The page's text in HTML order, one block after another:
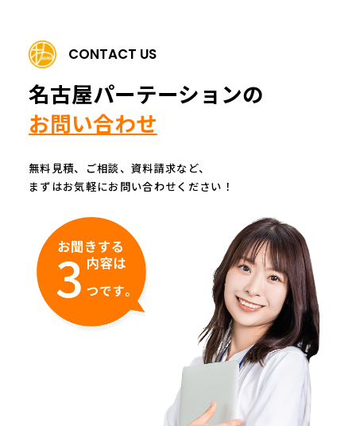
CONTACT US
名古屋パーテーションの
お問い合わせ
無料見積、ご相談、資料請求など、
まずはお気軽にお問い合わせください！